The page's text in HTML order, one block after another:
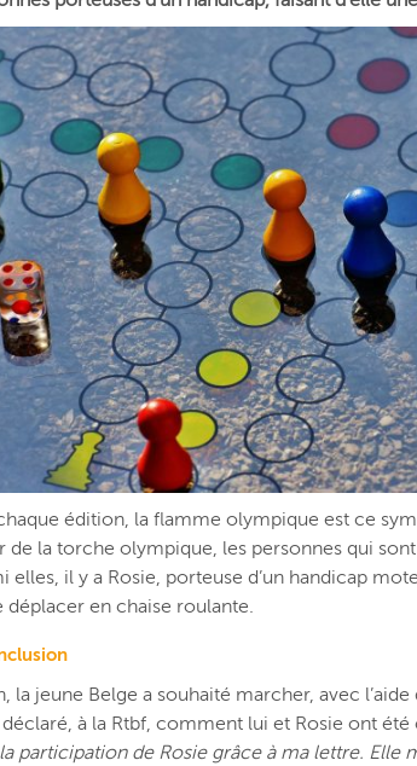
édition, la flamme olympique est ce
de la torche olympique, les personnes qui
elles, il y a Rosie, porteuse d’un handicap
déplacer en chaise roulante.
la jeune Belge a souhaité marcher, avec
à la Rtbf, comment lui et Rosie ont été
participation de Rosie grâce à ma lettre. Elle